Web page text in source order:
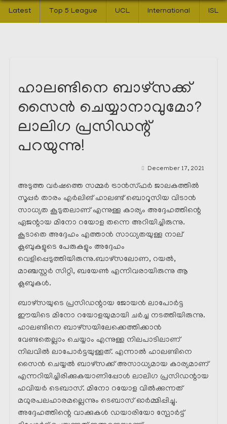
Latest Top 5 League UCL International ISL
ഹാലണ്ടിനെ ബാഴ്‌സക്ക്
സൈൻ ചെയ്യാനാവുമോ?
ലാലിഗ പ്രസിഡന്റ്‌
പറയുന്നു!
December 17, 2021
അടുത്ത വർഷത്തെ സമ്മർ ട്രാൻസ്ഫർ ജാലകത്തിൽ
സൂപ്പർ താരം എർലിങ് ഹാലണ്ട് ബൊറൂസിയ വിടാൻ
സാധ്യത കൂടുതലാണ് എന്നുള്ള കാര്യം അദ്ദേഹത്തിന്റെ
ഏജന്റായ മിനോ റയോള തന്നെ അറിയിച്ചിരുന്നു.
കൂടാതെ അദ്ദേഹം എത്താൻ സാധ്യതയുള്ള നാല്
ക്ലബുകളുടെ പേരുകളും അദ്ദേഹം
വെളിപ്പെടുത്തിയിരുന്നു.ബാഴ്സലോണ, റയൽ,
മാഞ്ചസ്റ്റർ സിറ്റി, ബയേൺ എന്നിവരായിരുന്നു ആ
ക്ലബുകൾ.
ബാഴ്‌സയുടെ പ്രസിഡന്റായ ജോയൻ ലാപോർട്ട
ഈയിടെ മിനോ റയോളയുമായി ചർച്ച നടത്തിയിരുന്നു.
ഹാലണ്ടിനെ ബാഴ്‌സയിലേക്കെത്തിക്കാൻ
വേണ്ടതെല്ലാം ചെയ്യാം എന്നുള്ള നിലപാടിലാണ്
നിലവിൽ ലാപോർട്ടയുള്ളത്. എന്നാൽ ഹാലണ്ടിനെ
സൈൻ ചെയ്യൽ ബാഴ്‌സക്ക് അസാധ്യമായ കാര്യമാണ്
എന്നറിയിച്ചിരിക്കുകയാണിപ്പോൾ ലാലിഗ പ്രസിഡന്റായ
ഹവിയർ ടെബാസ്‌. മിനോ റയോള വിൽക്കുന്നത്
മധുരപലഹാരമല്ലെന്നും ടെബാസ് ഓർമ്മിപ്പിച്ചു.
അദ്ദേഹത്തിന്റെ വാക്കുകൾ ഡയാരിയോ സ്പോർട്ട്